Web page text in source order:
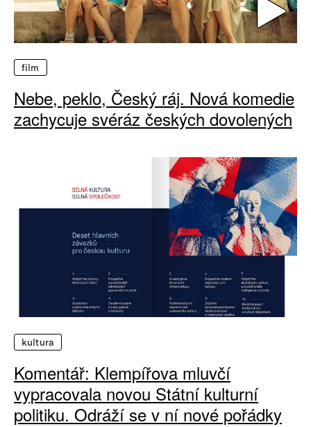
film
Nebe, peklo, Český ráj. Nová komedie
zachycuje svéráz českých dovolených
kultura
Komentář: Klempířova mluvčí
vypracovala novou Státní kulturní
politiku. Odráží se v ní nové pořádky